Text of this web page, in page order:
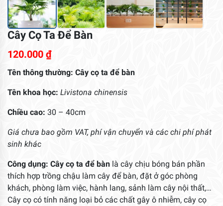
Cây Cọ Ta Để Bàn
120.000 ₫
Tên thông thường: Cây cọ ta để bàn
Tên khoa học: Livistona chinensis
Chiều cao: 30 – 40cm
Giá chưa bao gồm VAT, phí vận chuyển và các chi phí phát
sinh khác
Công dụng: Cây cọ ta để bàn là cây chịu bóng bán phần
thích hợp trồng chậu làm cây để bàn, đặt ở góc phòng
khách, phòng làm việc, hành lang, sảnh làm cây nội thất,…
Cây cọ có tính năng loại bỏ các chất gây ô nhiễm, cây cọ